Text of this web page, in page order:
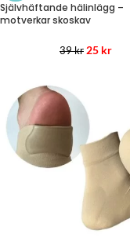
Självhäftande hälinlägg –
motverkar skoskav
39kr 25 kr